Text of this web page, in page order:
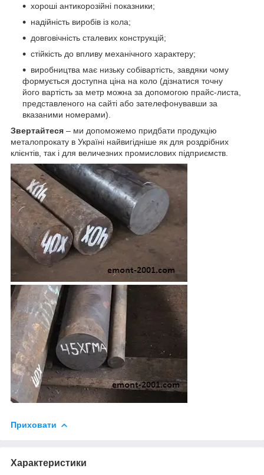
хороші антикорозійні показники;
надійність виробів із кола;
довговічність сталевих конструкцій;
стійкість до впливу механічного характеру;
виробництва має низьку собівартість, завдяки чому
формується доступна ціна на коло (дізнатися точну
його вартість за метр можна за допомогою прайс-листа,
представленого на сайті або зателефонувавши за
вказаними номерами).
Звертайтеся – ми допоможемо придбати продукцію
металопрокату в Україні найвигідніше як для роздрібних
клієнтів, так і для величезних промислових підприємств.
Приховати
Характеристики